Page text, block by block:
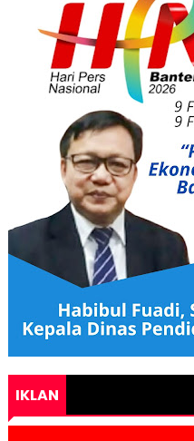
IKLAN